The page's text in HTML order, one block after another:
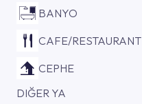
BANYO
CAFE/RESTAURANT
CEPHE
DIĞER YA